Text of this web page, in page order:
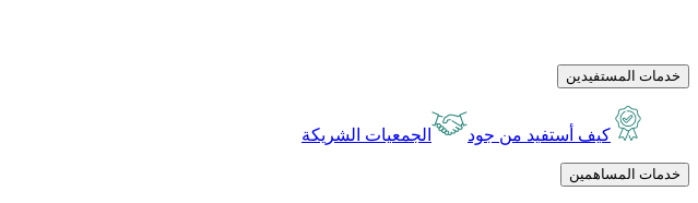
خدمات المستفيدين
كيف أستفيد من جود الجمعيات الشريكة
خدمات المساهمين